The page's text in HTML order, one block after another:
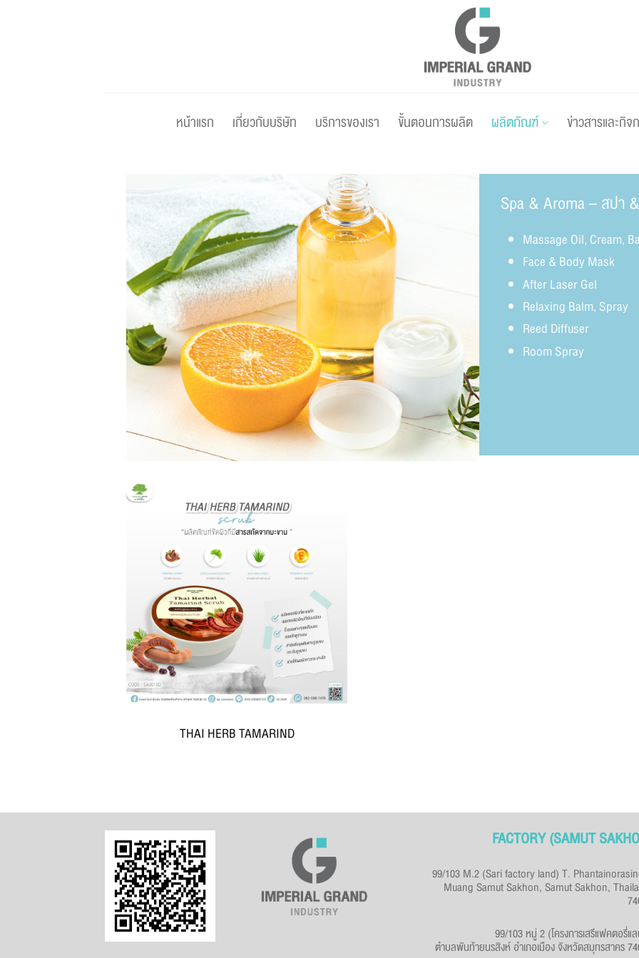
หน้าแรก เกี่ยวกับบริษัท บริการของเรา ขั้นตอนการผลิต ผลิตภัณฑ์ ข่าวสารและกิจ
Spa & Aroma – สปา
Massage Oil, Cream,
Face & Body Mask
After Laser Gel
Relaxing Balm, Spray
Reed Diffuser
Room Spray
THAI HERB TAMARIND
FACTORY (SAMUT
99/103 M.2 (Sari factory land) T.
Muang Samut Sakhon, Samut Sakhon,
99/103 หมู่ 2 (โครงการเสรีแฟคตอรี่แ
ตำบลพันท้ายนรสิงห์ อำเภอเมือง จังหวัดสมุทรสาคร